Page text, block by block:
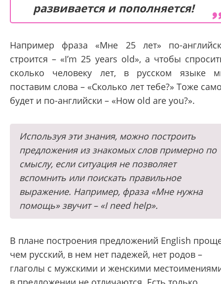
развивается и пополняется!
Например фраза «Мне 25 лет» по-
строится – «I’m 25 years old», а чтобы
сколько человеку лет, в русском языке
поставим слова – «Сколько лет тебе?» Тоже
будет и по-английски – «How old are you?».
Используя эти знания, можно построить
предложения из знакомых слов примерно по
смыслу, если ситуация не позволяет
вспомнить или поискать правильное
выражение. Например, фраза «Мне нужна
помощь» звучит – «I need help».
В плане построения предложений English
чем русский, в нем нет падежей, нет родов –
глаголы с мужскими и женскими